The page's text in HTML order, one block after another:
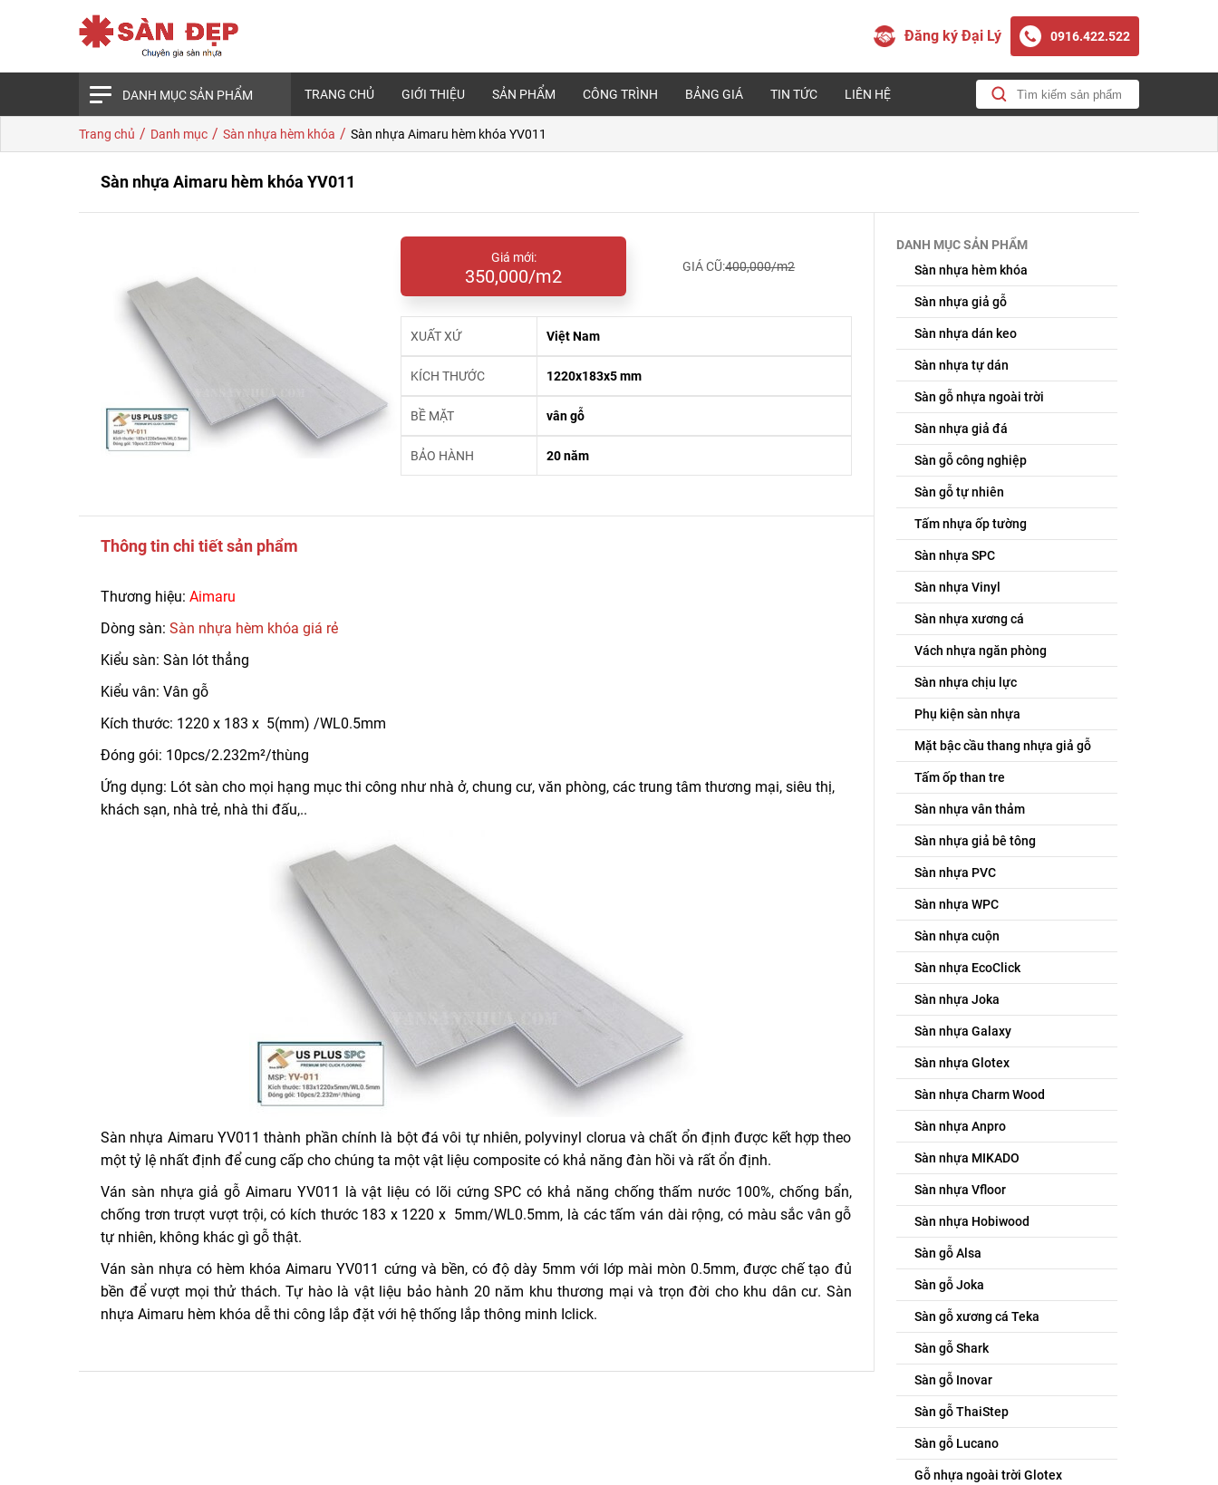
Đăng ký Đại Lý 0916.422.522
DANH MỤC SẢN PHẨM TRANG CHỦ GIỚI THIỆU SẢN PHẨM CÔNG TRÌNH BẢNG GIÁ TIN TỨC LIÊN HỆ
Trang chủ / Danh mục / Sàn nhựa hèm khóa / Sàn nhựa Aimaru hèm khóa YV011
Sàn nhựa Aimaru hèm khóa YV011
Giá mới:
350,000/m2 GIÁ CŨ:400,000/m2
XUẤT XỨ Việt Nam
KÍCH THƯỚC 1220x183x5 mm
BỀ MẶT vân gỗ
BẢO HÀNH 20 năm
Thông tin chi tiết sản phẩm
Thương hiệu: Aimaru
Dòng sàn: Sàn nhựa hèm khóa giá rẻ
Kiểu sàn: Sàn lót thẳng
Kiểu vân: Vân gỗ
Kích thước: 1220 x 183 x 5(mm) /WL0.5mm
Đóng gói: 10pcs/2.232m²/thùng
Ứng dụng: Lót sàn cho mọi hạng mục thi công như nhà ở, chung cư, văn phòng, các trung tâm thương mại, siêu thị,
khách sạn, nhà trẻ, nhà thi đấu,..
Sàn nhựa Aimaru YV011 thành phần chính là bột đá vôi tự nhiên, polyvinyl clorua và chất ổn định được kết hợp theo
một tỷ lệ nhất định để cung cấp cho chúng ta một vật liệu composite có khả năng đàn hồi và rất ổn định.
Ván sàn nhựa giả gỗ Aimaru YV011 là vật liệu có lõi cứng SPC có khả năng chống thấm nước 100%, chống bẩn,
chống trơn trượt vượt trội, có kích thước 183 x 1220 x 5mm/WL0.5mm, là các tấm ván dài rộng, có màu sắc vân gỗ
tự nhiên, không khác gì gỗ thật.
Ván sàn nhựa có hèm khóa Aimaru YV011 cứng và bền, có độ dày 5mm với lớp mài mòn 0.5mm, được chế tạo đủ
bền để vượt mọi thử thách. Tự hào là vật liệu bảo hành 20 năm khu thương mại và trọn đời cho khu dân cư. Sàn
nhựa Aimaru hèm khóa dễ thi công lắp đặt với hệ thống lắp thông minh Iclick.
DANH MỤC SẢN PHẨM
Sàn nhựa hèm khóa
Sàn nhựa giả gỗ
Sàn nhựa dán keo
Sàn nhựa tự dán
Sàn gỗ nhựa ngoài trời
Sàn nhựa giả đá
Sàn gỗ công nghiệp
Sàn gỗ tự nhiên
Tấm nhựa ốp tường
Sàn nhựa SPC
Sàn nhựa Vinyl
Sàn nhựa xương cá
Vách nhựa ngăn phòng
Sàn nhựa chịu lực
Phụ kiện sàn nhựa
Mặt bậc cầu thang nhựa giả gỗ
Tấm ốp than tre
Sàn nhựa vân thảm
Sàn nhựa giả bê tông
Sàn nhựa PVC
Sàn nhựa WPC
Sàn nhựa cuộn
Sàn nhựa EcoClick
Sàn nhựa Joka
Sàn nhựa Galaxy
Sàn nhựa Glotex
Sàn nhựa Charm Wood
Sàn nhựa Anpro
Sàn nhựa MIKADO
Sàn nhựa Vfloor
Sàn nhựa Hobiwood
Sàn gỗ Alsa
Sàn gỗ Joka
Sàn gỗ xương cá Teka
Sàn gỗ Shark
Sàn gỗ Inovar
Sàn gỗ ThaiStep
Sàn gỗ Lucano
Gỗ nhựa ngoài trời Glotex